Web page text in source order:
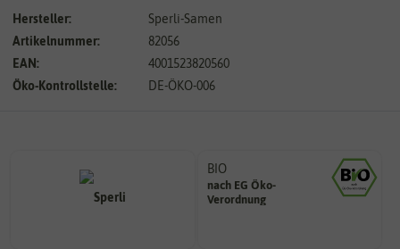
Hersteller:
Sperli-Samen
Artikelnummer:
82056
EAN:
4001523820560
Öko-Kontrollstelle:
DE-ÖKO-006
BIO
nach EG Öko-
Verordnung
den Richtlinien der biologischen
Landwirtschaft arbeiten.